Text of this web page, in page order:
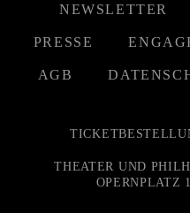
NEWSLETTER
PRESSE
AGB
THEATER UND
OPERNPLATZ